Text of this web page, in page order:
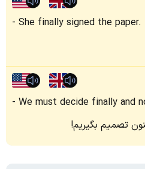
She finally signed the paper.
We must decide finally and
تصمیم بگیریم!